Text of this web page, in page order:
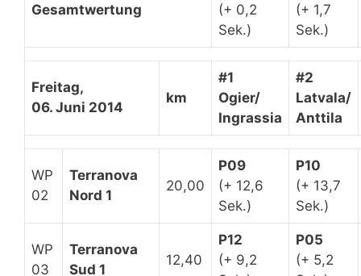
Gesamtwertung
(+ 0,2
Sek.)
(+ 1,7
Sek.)
Freitag,
06. Juni 2014
km
#1
Ogier/
Ingrassia
#2
Latvala/
Anttila
WP
02
Terranova
Nord 1
20,00
P09
(+ 12,6
Sek.)
P10
(+ 13,7
Sek.)
WP
03
Terranova
Sud 1
12,40
P12
(+ 9,2
P05
(+ 5,2